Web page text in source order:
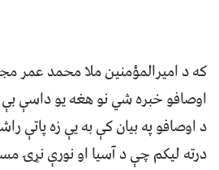
که د امیرالمؤمنین ملا محمد عمر
اوصافو خبره شي نو هغه یو
د اوصافو په بیان کې به یې زه پاتې
درته لیکم چې د آسیا او نورې نړۍ